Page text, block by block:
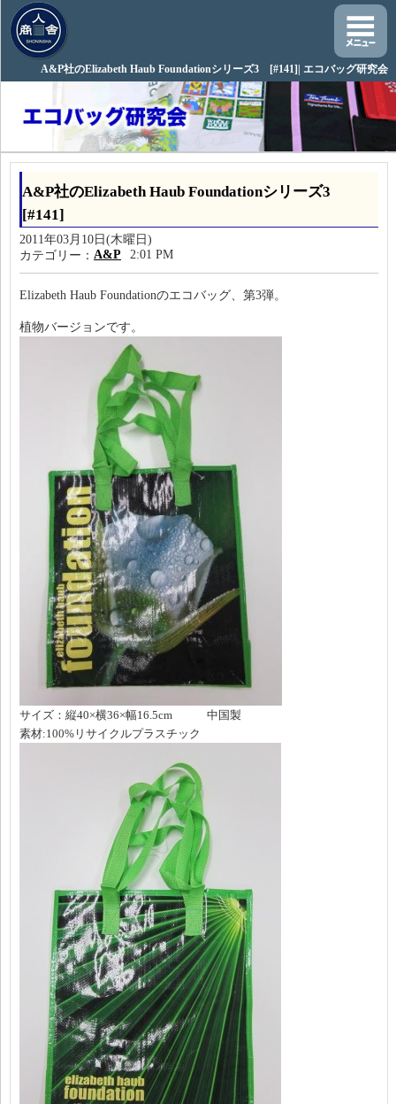
A&P社のElizabeth Haub Foundationシリーズ3 [#141]| エコバッグ研究会
A&P社のElizabeth Haub Foundationシリーズ3
[#141]
2011年03月10日(木曜日)
カテゴリー： A&P 2:01 PM
Elizabeth Haub Foundationのエコバッグ、第3弾。
植物バージョンです。
サイズ：縦40×横36×幅16.5cm 中国製
素材:100%リサイクルプラスチック